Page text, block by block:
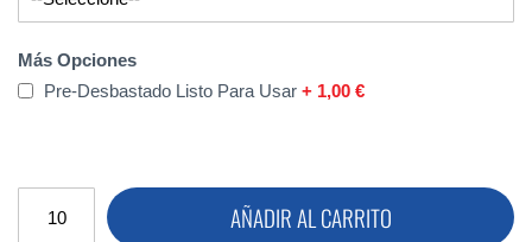
Más Opciones
Pre-Desbastado Listo Para Usar+ 1,00 €
AÑADIR AL CARRITO